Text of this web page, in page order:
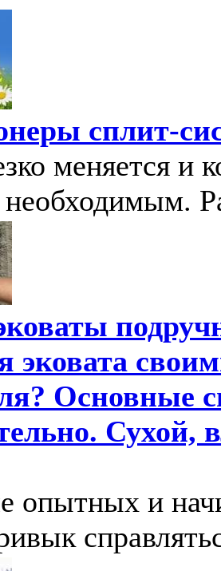
сплит-
меняется и
эковата
Основные
опытных и